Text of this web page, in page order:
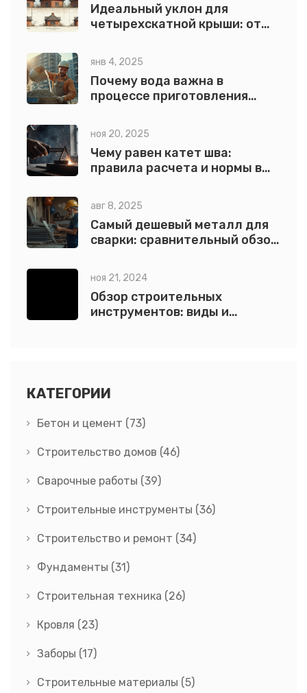
Идеальный уклон для
четырехскатной крыши: от
янв 4, 2025
Почему вода важна в
процессе приготовления
ноя 20, 2025
Чему равен катет шва:
правила расчета и нормы в
авг 8, 2025
Самый дешевый металл для
сварки: сравнительный обзор
ноя 21, 2024
Обзор строительных
инструментов: виды и
КАТЕГОРИИ
Бетон и цемент (73)
Строительство домов (46)
Сварочные работы (39)
Строительные инструменты (36)
Строительство и ремонт (34)
Фундаменты (31)
Строительная техника (26)
Кровля (23)
Заборы (17)
Строительные материалы (5)